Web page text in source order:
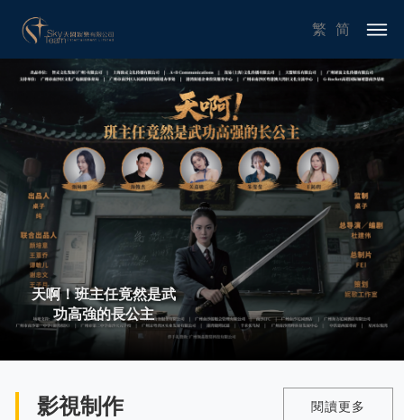
繁 简
天啊！班主任竟然是武
功高強的長公主
影視制作 閱讀更多